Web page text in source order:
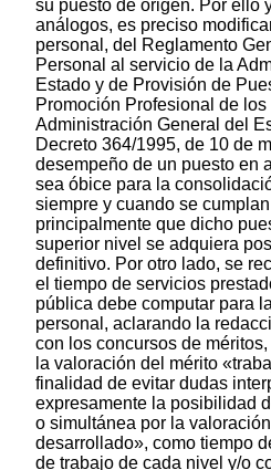
su puesto de origen. Por ello
análogos, es preciso
personal, del Reglamento
Personal al servicio de la
Estado y de Provisión de
Promoción Profesional de
Administración General del
Decreto 364/1995, de 10 de
desempeño de un puesto en
sea óbice para la
siempre y cuando se
principalmente que dicho
superior nivel se adquiera
definitivo. Por otro lado, se
el tiempo de servicios
pública debe computar para
personal, aclarando la
con los concursos de
la valoración del mérito
finalidad de evitar dudas
expresamente la posibilidad
o simultánea por la
desarrollado», como tiempo
de trabajo de cada nivel y/o